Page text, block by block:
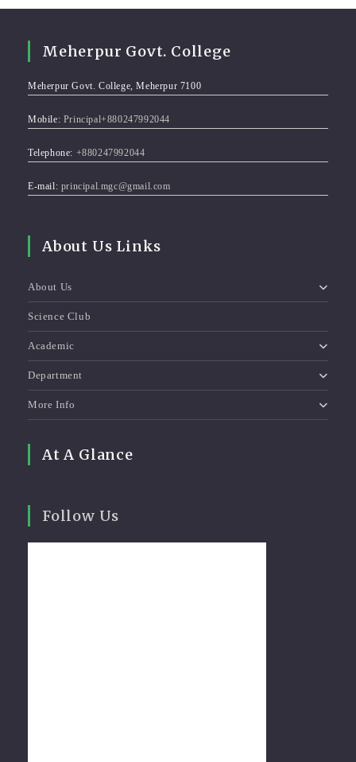
Meherpur Govt. College
Meherpur Govt. College, Meherpur 7100
Mobile: Principal+880247992044
Telephone: +880247992044
E-mail: principal.mgc@gmail.com
About Us Links
About Us
Science Club
Academic
Department
More Info
At A Glance
Follow Us